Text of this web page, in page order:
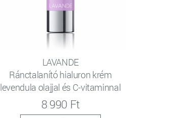
LAVANDE
Ránctalanító hialuron krém
levendula olajjal és C-vitaminnal
8 990 Ft